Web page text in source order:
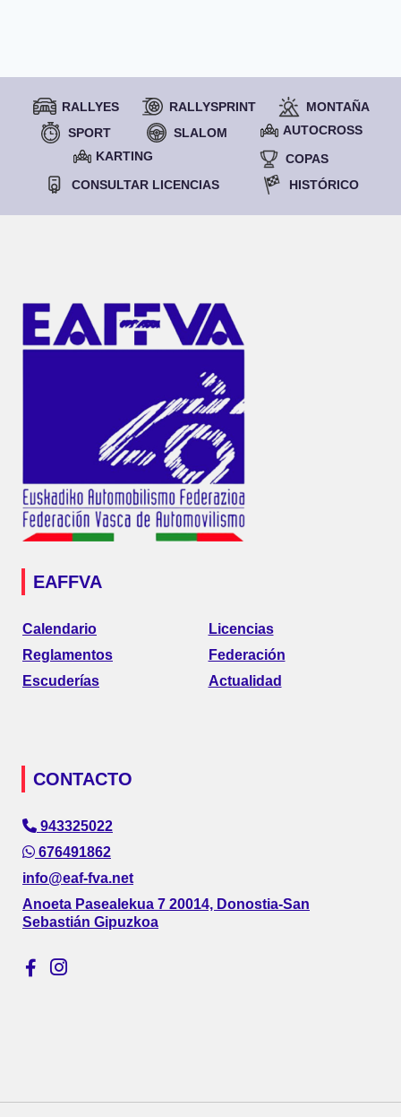
RALLYES RALLYSPRINT
MONTAÑA
SPORT
SLALOM
AUTOCROSS
KARTING
COPAS
CONSULTAR LICENCIAS
HISTÓRICO
EAFFVA
Calendario
Reglamentos
Escuderías
Licencias
Federación
Actualidad
CONTACTO
943325022
676491862
info@eaf-fva.net
Anoeta Pasealekua 7 20014, Donostia-San
Sebastián Gipuzkoa